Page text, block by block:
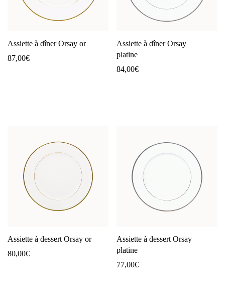
Assiette à dîner Orsay or
87,00€
Assiette à dîner Orsay
platine
84,00€
Assiette à dessert Orsay or
80,00€
Assiette à dessert Orsay
platine
77,00€